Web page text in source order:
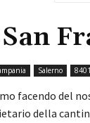
Salerno
facendo del
della